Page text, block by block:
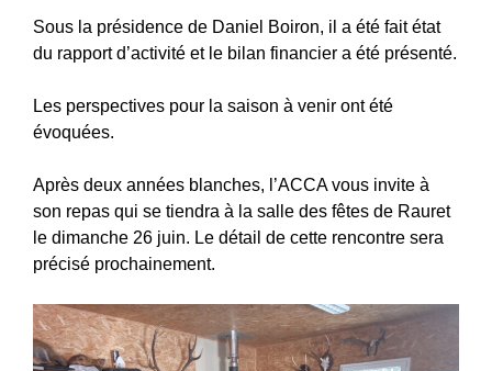
Sous la présidence de Daniel Boiron, il a été fait état
du rapport d’activité et le bilan financier a été présenté.
Les perspectives pour la saison à venir ont été
évoquées.
Après deux années blanches, l’ACCA vous invite à
son repas qui se tiendra à la salle des fêtes de Rauret
le dimanche 26 juin. Le détail de cette rencontre sera
précisé prochainement.